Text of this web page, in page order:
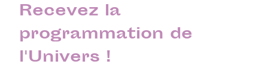
Recevez la
programmation de
l'Univers !